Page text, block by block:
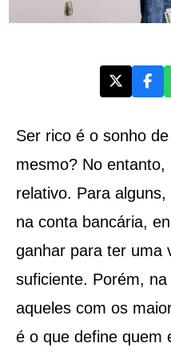
Ser rico é o sonho
mesmo? No
relativo. Para
na conta bancária,
ganhar para ter uma
suficiente. Porém,
aqueles com os
é o que define quem